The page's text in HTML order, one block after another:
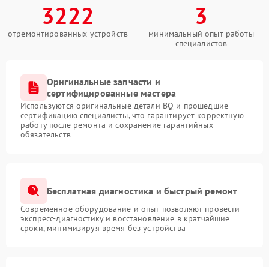
3222
отремонтированных устройств
3
минимальный опыт работы
специалистов
Оригинальные запчасти и
сертифицированные мастера
Используются оригинальные детали BQ и прошедшие
сертификацию специалисты, что гарантирует корректную
работу после ремонта и сохранение гарантийных
обязательств
Бесплатная диагностика и быстрый ремонт
Современное оборудование и опыт позволяют провести
экспресс-диагностику и восстановление в кратчайшие
сроки, минимизируя время без устройства